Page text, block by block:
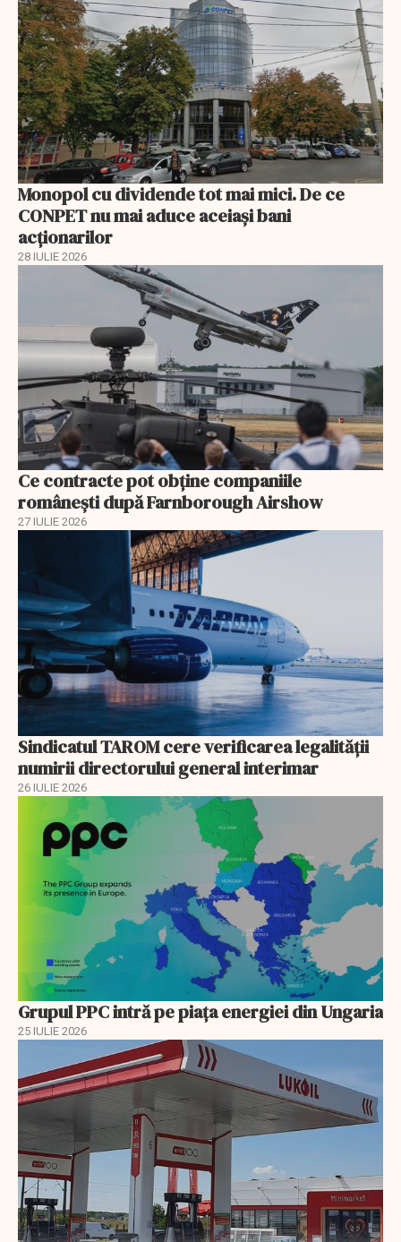
Monopol cu dividende tot mai mici. De ce
CONPET nu mai aduce aceiași bani
acționarilor
28 IULIE 2026
Ce contracte pot obține companiile
românești după Farnborough Airshow
27 IULIE 2026
Sindicatul TAROM cere verificarea legalității
numirii directorului general interimar
26 IULIE 2026
Grupul PPC intră pe piața energiei din Ungaria
25 IULIE 2026